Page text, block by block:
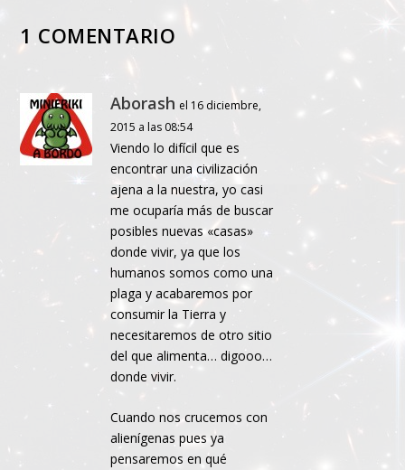
1 COMENTARIO
Aborash el 16 diciembre,
2015 a las 08:54
Viendo lo difícil que es
encontrar una civilización
ajena a la nuestra, yo casi
me ocuparía más de buscar
posibles nuevas «casas»
donde vivir, ya que los
humanos somos como una
plaga y acabaremos por
consumir la Tierra y
necesitaremos de otro sitio
del que alimenta… digooo…
donde vivir.
Cuando nos crucemos con
alienígenas pues ya
pensaremos en qué